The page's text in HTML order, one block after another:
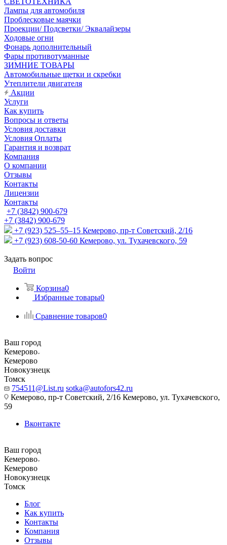
Лампы для автомобиля
Проблесковые маячки
Проекции/ Подсветки/ Эквалайзеры
Ходовые огни
Фонарь дополнительный
Фары противотуманные
ЗИМНИЕ ТОВАРЫ
Автомобильные щетки и скребки
Утеплители двигателя
Акции
Услуги
Как купить
Вопросы и ответы
Условия доставки
Условия Оплаты
Гарантия и возврат
Компания
О компании
Отзывы
Контакты
Лицензии
Контакты
+7 (3842) 900-679
+7 (3842) 900-679
+7 (923) 525–55–15 Кемерово, пр-т Советский, 2/16
+7 (923) 608-50-60 Кемерово, ул. Тухачевского, 59
Задать вопрос
Войти
Корзина0
Избранные товары0
Сравнение товаров0
Ваш город
Кемерово
Кемерово
Новокузнецк
Томск
754511@List.ru sotka@autofors42.ru
Кемерово, пр-т Советский, 2/16 Кемерово, ул. Тухачевского,
59
Вконтакте
Ваш город
Кемерово
Кемерово
Новокузнецк
Томск
Блог
Как купить
Контакты
Компания
Отзывы